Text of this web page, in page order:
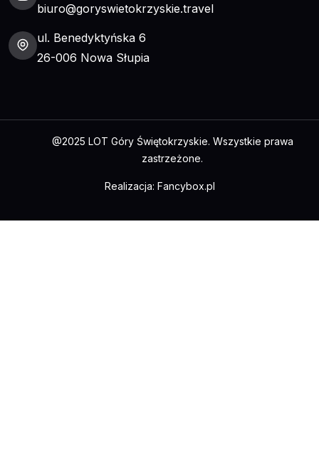
biuro@goryswietokrzyskie.travel
ul. Benedyktyńska 6
26-006 Nowa Słupia
@2025 LOT Góry Świętokrzyskie. Wszystkie prawa
zastrzeżone.
Realizacja: Fancybox.pl